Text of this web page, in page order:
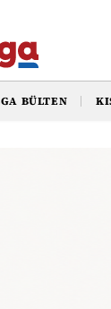
BÜLTEN